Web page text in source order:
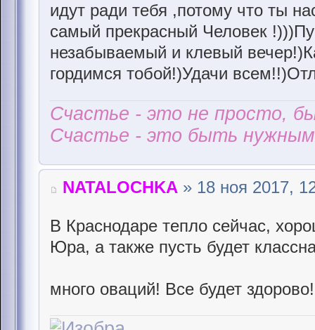
идут ради тебя ,потому что ты
самый прекрасный Человек
незабываемый и клевый
гордимся тобой!)Удачи
Счастье - это не просто,
Счастье - это быть
NATALOCHKA » 18 ноя 2017,
В Краснодаре тепло сейчас,
Юра, а также пусть будет
много оваций! Все будет